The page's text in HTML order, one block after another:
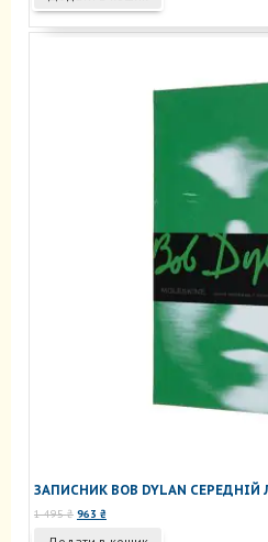
145 ₴.
ЗАПИСНИК BOB DYLAN
1 495₴ Оригінальна
963 ₴Поточна